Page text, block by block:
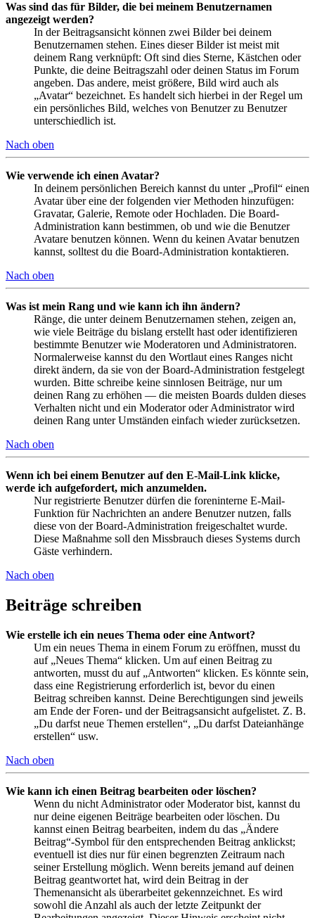
Was sind das für Bilder, die bei meinem Benutzernamen
angezeigt werden?
In der Beitragsansicht können zwei Bilder bei deinem
Benutzernamen stehen. Eines dieser Bilder ist meist mit
deinem Rang verknüpft: Oft sind dies Sterne, Kästchen oder
Punkte, die deine Beitragszahl oder deinen Status im Forum
angeben. Das andere, meist größere, Bild wird auch als
„Avatar“ bezeichnet. Es handelt sich hierbei in der Regel um
ein persönliches Bild, welches von Benutzer zu Benutzer
unterschiedlich ist.
Nach oben
Wie verwende ich einen Avatar?
In deinem persönlichen Bereich kannst du unter „Profil“ einen
Avatar über eine der folgenden vier Methoden hinzufügen:
Gravatar, Galerie, Remote oder Hochladen. Die Board-
Administration kann bestimmen, ob und wie die Benutzer
Avatare benutzen können. Wenn du keinen Avatar benutzen
kannst, solltest du die Board-Administration kontaktieren.
Nach oben
Was ist mein Rang und wie kann ich ihn ändern?
Ränge, die unter deinem Benutzernamen stehen, zeigen an,
wie viele Beiträge du bislang erstellt hast oder identifizieren
bestimmte Benutzer wie Moderatoren und Administratoren.
Normalerweise kannst du den Wortlaut eines Ranges nicht
direkt ändern, da sie von der Board-Administration festgelegt
wurden. Bitte schreibe keine sinnlosen Beiträge, nur um
deinen Rang zu erhöhen — die meisten Boards dulden dieses
Verhalten nicht und ein Moderator oder Administrator wird
deinen Rang unter Umständen einfach wieder zurücksetzen.
Nach oben
Wenn ich bei einem Benutzer auf den E-Mail-Link klicke,
werde ich aufgefordert, mich anzumelden.
Nur registrierte Benutzer dürfen die foreninterne E-Mail-
Funktion für Nachrichten an andere Benutzer nutzen, falls
diese von der Board-Administration freigeschaltet wurde.
Diese Maßnahme soll den Missbrauch dieses Systems durch
Gäste verhindern.
Nach oben
Beiträge schreiben
Wie erstelle ich ein neues Thema oder eine Antwort?
Um ein neues Thema in einem Forum zu eröffnen, musst du
auf „Neues Thema“ klicken. Um auf einen Beitrag zu
antworten, musst du auf „Antworten“ klicken. Es könnte sein,
dass eine Registrierung erforderlich ist, bevor du einen
Beitrag schreiben kannst. Deine Berechtigungen sind jeweils
am Ende der Foren- und der Beitragsansicht aufgelistet. Z. B.
„Du darfst neue Themen erstellen“, „Du darfst Dateianhänge
erstellen“ usw.
Nach oben
Wie kann ich einen Beitrag bearbeiten oder löschen?
Wenn du nicht Administrator oder Moderator bist, kannst du
nur deine eigenen Beiträge bearbeiten oder löschen. Du
kannst einen Beitrag bearbeiten, indem du das „Ändere
Beitrag“-Symbol für den entsprechenden Beitrag anklickst;
eventuell ist dies nur für einen begrenzten Zeitraum nach
seiner Erstellung möglich. Wenn bereits jemand auf deinen
Beitrag geantwortet hat, wird dein Beitrag in der
Themenansicht als überarbeitet gekennzeichnet. Es wird
sowohl die Anzahl als auch der letzte Zeitpunkt der